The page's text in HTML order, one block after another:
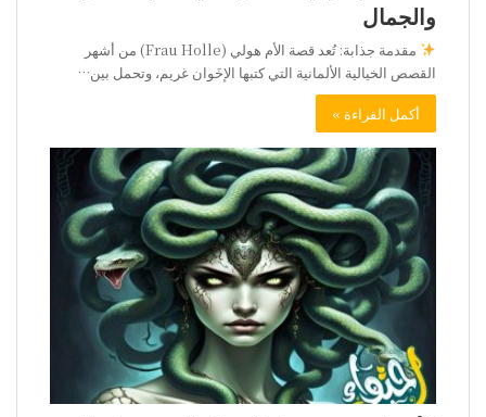
والجمال
مقدمة جذابة: تُعد قصة الأم هولي (Frau Holle) من أشهر
القصص الخيالية الألمانية التي كتبها الإخَوان غريم، وتحمل بين…
أكمل القراءة »